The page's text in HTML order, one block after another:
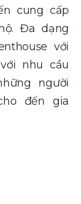
cung cấp
Đa dạng
với
nhu cầu
người
đến gia